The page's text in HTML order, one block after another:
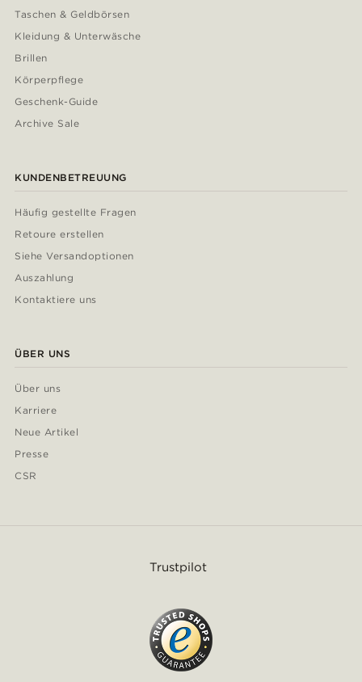
Taschen & Geldbörsen
Kleidung & Unterwäsche
Brillen
Körperpflege
Geschenk-Guide
Archive Sale
KUNDENBETREUUNG
Häufig gestellte Fragen
Retoure erstellen
Siehe Versandoptionen
Auszahlung
Kontaktiere uns
ÜBER UNS
Über uns
Karriere
Neue Artikel
Presse
CSR
Trustpilot